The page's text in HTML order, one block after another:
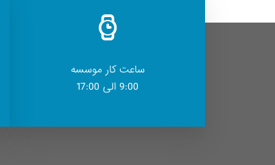
ساعت کار موسسه
9:00 الی 17:00